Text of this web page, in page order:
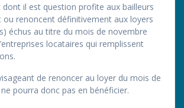
dont il est question profite aux bailleurs
ou renoncent définitivement aux loyers
échus au titre du mois de novembre
locataires qui remplissent
de renoncer au loyer du mois de
pourra donc pas en bénéficier.